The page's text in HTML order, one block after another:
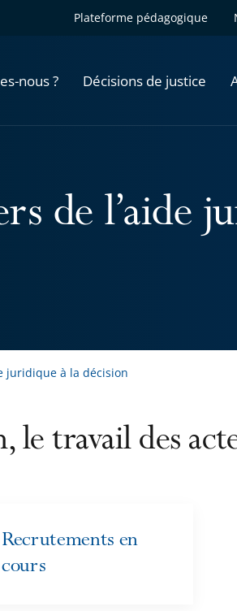
Plateforme pédagogique
nous ? Décisions de justice
de l’aide
juridique à la décision
le travail des
Recrutements en
cours